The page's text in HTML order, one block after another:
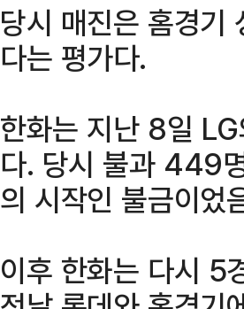
당시 매진은 홈경기
다는 평가다.
한화는 지난 8일
다. 당시 불과 449
의 시작인 불금이었
이후 한화는 다시 5